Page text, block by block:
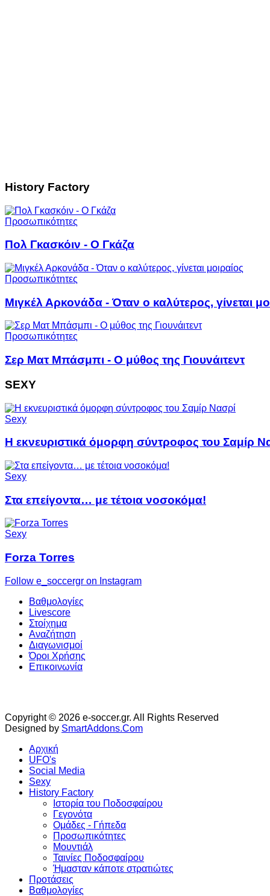
History Factory
Προσωπικότητες
Πολ Γκασκόιν - Ο Γκάζα
Προσωπικότητες
Μιγκέλ Αρκονάδα - Όταν ο καλύτερος, γίνεται
Προσωπικότητες
Σερ Ματ Μπάσμπι - Ο μύθος της Γιουνάιτεντ
SEXY
Sexy
Η εκνευριστικά όμορφη σύντροφος του Σαμίρ
Sexy
Στα επείγοντα… με τέτοια νοσοκόμα!
Sexy
Forza Torres
Follow e_soccergr on Instagram
Βαθμολογίες
Livescore
Στοίχημα
Αναζήτηση
Διαγωνισμοί
Όροι Χρήσης
Επικοινωνία
Copyright © 2026 e-soccer.gr. All Rights Reserved
Designed by SmartAddons.Com
Αρχική
UFO's
Social Media
Sexy
History Factory
Ιστορία του Ποδοσφαίρου
Γεγονότα
Ομάδες - Γήπεδα
Προσωπικότητες
Μουντιάλ
Ταινίες Ποδοσφαίρου
Ήμασταν κάποτε στρατιώτες
Προτάσεις
Βαθμολογίες